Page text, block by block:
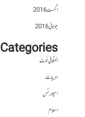
اگست 2016
جولائی 2016
Categories
اختلافی نوٹ
ادبیات
اسپورٹس
اسلام